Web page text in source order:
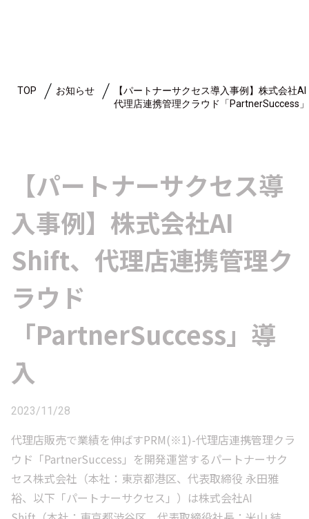
TOP お知らせ
【パートナーサクセス導入事例】株式会社
代理店連携管理クラウド「PartnerSuccess
【パートナーサクセス導
入事例】株式会社AI
Shift、代理店連携管理ク
ラウド
「PartnerSuccess」導
入
2023/11/28
代理店販売で業績を伸ばすPRM(※1)-代理店連携管理クラ
ウド「PartnerSuccess」を開発運営するパートナーサク
セス株式会社（本社：東京都港区、代表取締役 永田雅
裕、以下「パートナーサクセス」）は株式会社AI